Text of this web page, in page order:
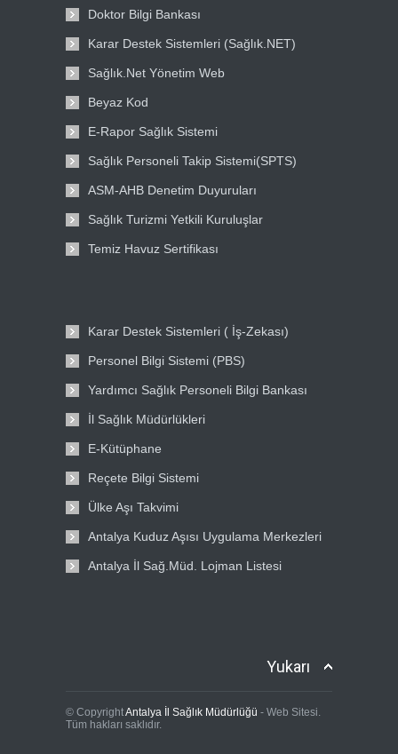
Doktor Bilgi Bankası
Karar Destek Sistemleri (Sağlık.NET)
Sağlık.Net Yönetim Web
Beyaz Kod
E-Rapor Sağlık Sistemi
Sağlık Personeli Takip Sistemi(SPTS)
ASM-AHB Denetim Duyuruları
Sağlık Turizmi Yetkili Kuruluşlar
Temiz Havuz Sertifikası
Karar Destek Sistemleri ( İş-Zekası)
Personel Bilgi Sistemi (PBS)
Yardımcı Sağlık Personeli Bilgi Bankası
İl Sağlık Müdürlükleri
E-Kütüphane
Reçete Bilgi Sistemi
Ülke Aşı Takvimi
Antalya Kuduz Aşısı Uygulama Merkezleri
Antalya İl Sağ.Müd. Lojman Listesi
Yukarı
© CopyrightAntalya İl Sağlık Müdürlüğü - Web Sitesi.
Tüm hakları saklıdır.